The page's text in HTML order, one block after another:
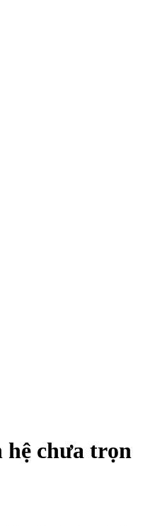
hệ chưa trọn